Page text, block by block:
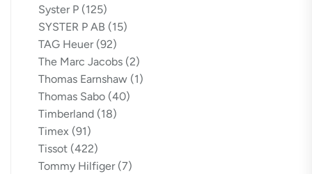
Syster P (125)
SYSTER P AB (15)
TAG Heuer (92)
The Marc Jacobs (2)
Thomas Earnshaw (1)
Thomas Sabo (40)
Timberland (18)
Timex (91)
Tissot (422)
Tommy Hilfiger (7)